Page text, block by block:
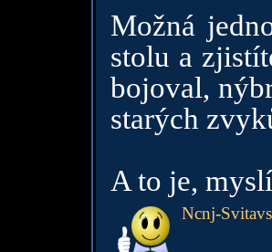
Možná
stolu a
bojoval,
starých
A to je,
Ncnj-